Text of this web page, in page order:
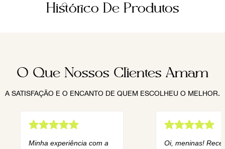
Histórico De Produtos
O Que Nossos Clientes Amam
A SATISFAÇÃO E O ENCANTO DE QUEM ESCOLHEU O MELHOR.
Minha experiência com a
Oi, meninas!